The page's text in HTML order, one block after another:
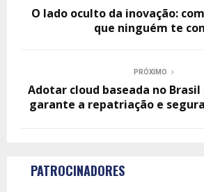
O lado oculto da inovação:
que ninguém te
PRÓXIMO
Adotar cloud baseada no
garante a repatriação e
PATROCINADORES